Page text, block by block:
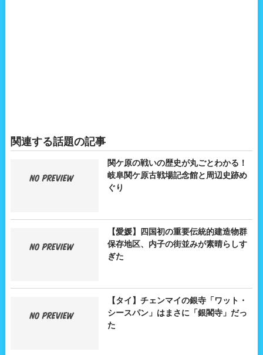
関連する話題の記事
関ケ原の戦いの歴史が丸ごとわかる！
岐阜関ケ原古戦場記念館と周辺史跡め
ぐり
【愛媛】四国初の重要伝統的建造物群
保存地区、内子の街並みが素晴らしす
ぎた
【タイ】チェンマイの銀寺「ワット・
シースパン」はまさに「銀閣寺」だっ
た